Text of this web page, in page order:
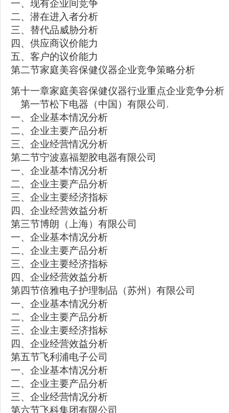
一、现有企业间竞争
二、潜在进入者分析
三、替代品威胁分析
四、供应商议价能力
五、客户的议价能力
第二节家庭美容保健仪器企业竞争策略分析
第十一章家庭美容保健仪器行业重点企业竞争分析
第一节松下电器（中国）有限公司.
一、企业基本情况分析
二、企业主要产品分析
三、企业经营情况分析
第二节宁波嘉福塑胶电器有限公司
一、企业基本情况分析
二、企业主要产品分析
三、企业主要经济指标
四、企业经营效益分析
第三节博朗（上海）有限公司
一、企业基本情况分析
二、企业主要产品分析
三、企业主要经济指标
四、企业经营效益分析
第四节倍雅电子护理制品（苏州）有限公司
一、企业基本情况分析
二、企业主要产品分析
三、企业主要经济指标
四、企业经营效益分析
第五节飞利浦电子公司
一、企业基本情况分析
二、企业主要产品分析
三、企业经营情况分析
第六节飞科集团有限公司